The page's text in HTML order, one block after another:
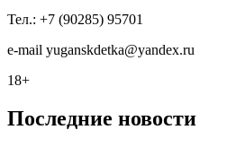
Тел.: +7 (90285) 95701
e-mail yuganskdetka@yandex.ru
18+
Последние новости